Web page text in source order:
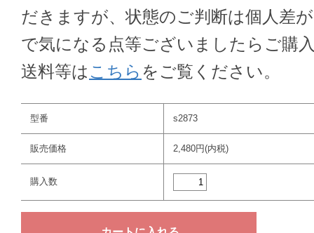
だきますが、状態のご判断は個人差
で気になる点等ございましたらご購
送料等は こちら をご覧ください。
型番 s2873
販売価格 2,480円(内税)
購入数